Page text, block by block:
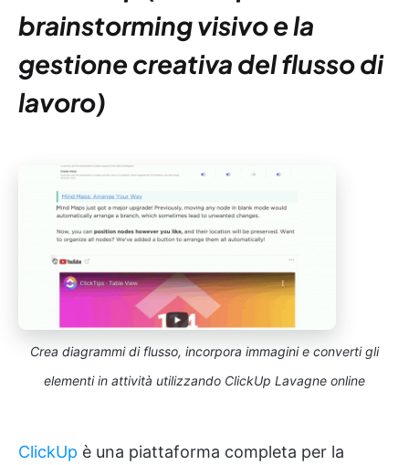
brainstorming visivo e la
gestione creativa del flusso di
lavoro)
Crea diagrammi di flusso, incorpora immagini e converti gli
elementi in attività utilizzando ClickUp Lavagne online
ClickUp è una piattaforma completa per la